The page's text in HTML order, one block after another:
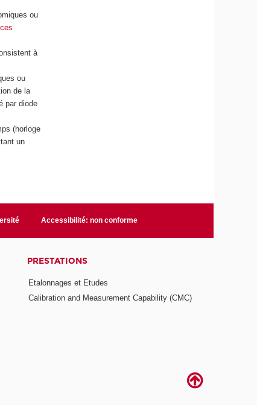
ou
à
ou
de la
par diode
(horloge
un
Accessibilité: non conforme
PRESTATIONS
Etalonnages et Etudes
Calibration and Measurement Capability (CMC)